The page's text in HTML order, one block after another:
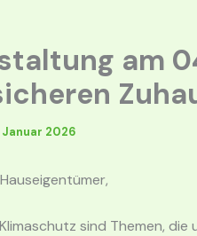
am
Januar 2026
,
sind Themen,